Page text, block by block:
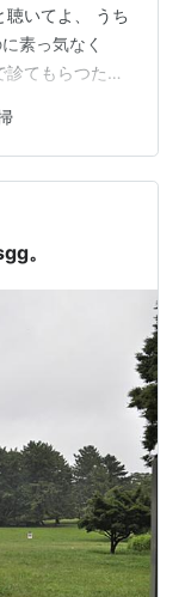
聴いてよ、 うち
素っ気なく
てもらつたら
ししていたの
ろ』って言われ
のに・・と愚痴
痴が始まって
ス感染が発生
。